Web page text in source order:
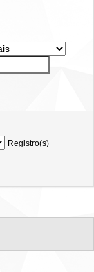
Registro(s)